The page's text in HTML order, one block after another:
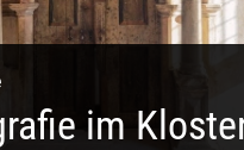
im